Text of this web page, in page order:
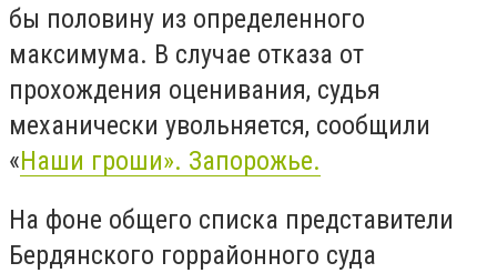
бы половину из определенного
максимума. В случае отказа от
прохождения оценивания, судья
механически увольняется, сообщили
«Наши гроши». Запорожье.
На фоне общего списка представители
Бердянского горрайонного суда